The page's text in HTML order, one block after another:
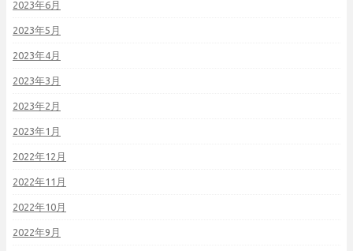
2023年6月
2023年5月
2023年4月
2023年3月
2023年2月
2023年1月
2022年12月
2022年11月
2022年10月
2022年9月